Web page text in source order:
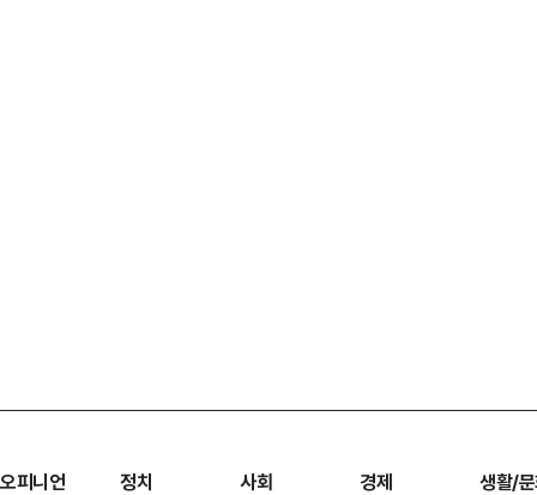
오피니언 정치 사회 경제 생활/